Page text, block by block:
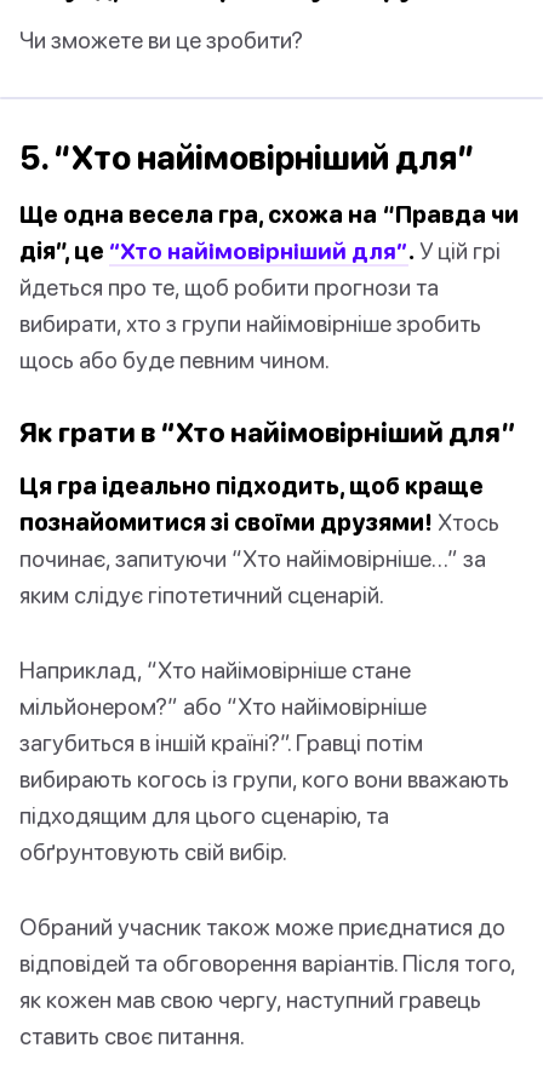
Чи зможете ви це зробити?
5. “Хто найімовірніший для”
Ще одна весела гра, схожа на “Правда чи
дія”, це “Хто найімовірніший для”. У цій грі
йдеться про те, щоб робити прогнози та
вибирати, хто з групи найімовірніше зробить
щось або буде певним чином.
Як грати в “Хто найімовірніший для”
Ця гра ідеально підходить, щоб краще
познайомитися зі своїми друзями! Хтось
починає, запитуючи “Хто найімовірніше…” за
яким слідує гіпотетичний сценарій.
Наприклад, “Хто найімовірніше стане
мільйонером?” або “Хто найімовірніше
загубиться в іншій країні?”. Гравці потім
вибирають когось із групи, кого вони вважають
підходящим для цього сценарію, та
обґрунтовують свій вибір.
Обраний учасник також може приєднатися до
відповідей та обговорення варіантів. Після того,
як кожен мав свою чергу, наступний гравець
ставить своє питання.